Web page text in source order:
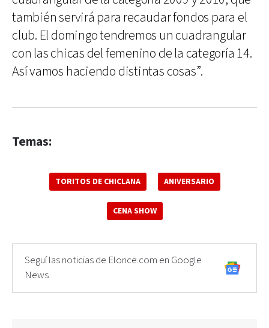
también servirá para recaudar fondos para el
club. El domingo tendremos un cuadrangular
con las chicas del femenino de la categoría 14.
Así vamos haciendo distintas cosas”.
Temas:
TORITOS DE CHICLANA ANIVERSARIO
CENA SHOW
Seguí las noticias de Elonce.com en Google
News